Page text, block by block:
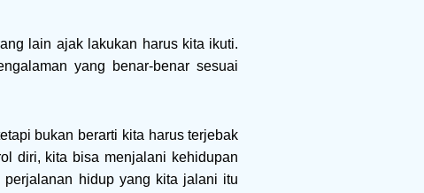
lain ajak lakukan harus kita ikuti.
yang benar-benar sesuai
bukan berarti kita harus terjebak
diri, kita bisa menjalani kehidupan
hidup yang kita jalani itu